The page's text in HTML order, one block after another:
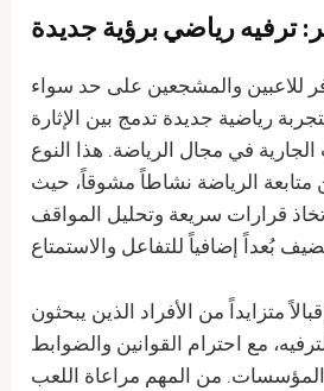
ترفيه رياضي برؤية جديدة
للاعبين والمشجعين على حد سواء
رياضية جديدة تدمج بين الإثارة
في مجال الرياضة. هذا النوع
متابعة الرياضة نشاطاً مشوقاً، حيث
قرارات سريعة وتحليل المواقف
متزايداً من الأفراد الذين يبحثون
مع احترام القوانين والضوابط
المؤسسات. من المهم مراعاة اللعب